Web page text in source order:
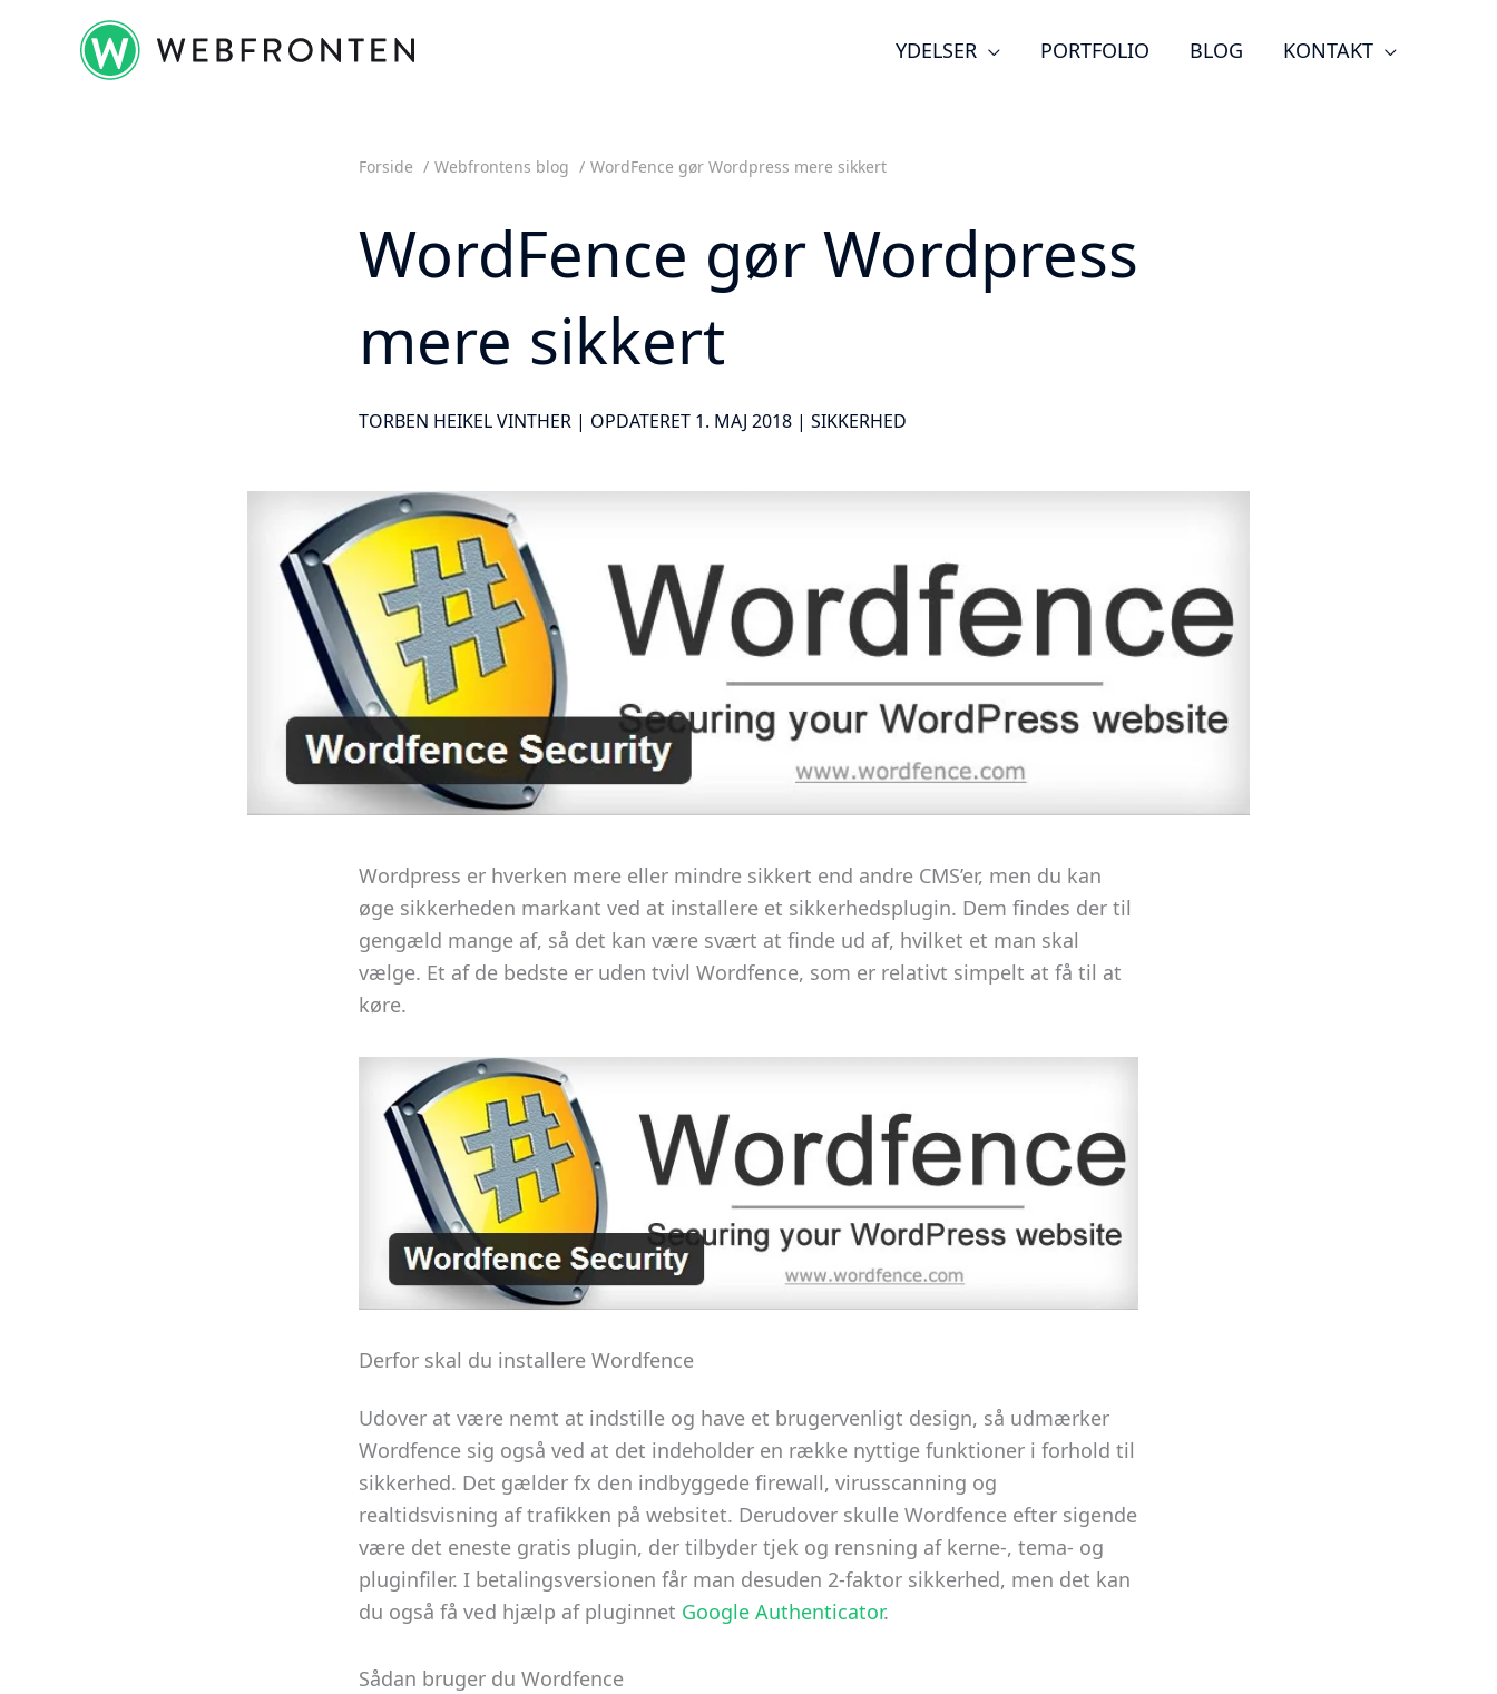
indholdet
YDELSER PORTFOLIO BLOG KONTAKT
Forside Webfrontens blog WordFence gør Wordpress mere sikkert
WordFence gør Wordpress
mere sikkert
TORBEN HEIKEL VINTHER | OPDATERET 1. MAJ 2018 | SIKKERHED
Wordpress er hverken mere eller mindre sikkert end andre CMS’er, men du kan
øge sikkerheden markant ved at installere et sikkerhedsplugin. Dem findes der til
gengæld mange af, så det kan være svært at finde ud af, hvilket et man skal
vælge. Et af de bedste er uden tvivl Wordfence, som er relativt simpelt at få til at
køre.
Derfor skal du installere Wordfence
Udover at være nemt at indstille og have et brugervenligt design, så udmærker
Wordfence sig også ved at det indeholder en række nyttige funktioner i forhold til
sikkerhed. Det gælder fx den indbyggede firewall, virusscanning og
realtidsvisning af trafikken på websitet. Derudover skulle Wordfence efter sigende
være det eneste gratis plugin, der tilbyder tjek og rensning af kerne-, tema- og
pluginfiler. I betalingsversionen får man desuden 2-faktor sikkerhed, men det kan
du også få ved hjælp af pluginnet Google Authenticator.
Sådan bruger du Wordfence